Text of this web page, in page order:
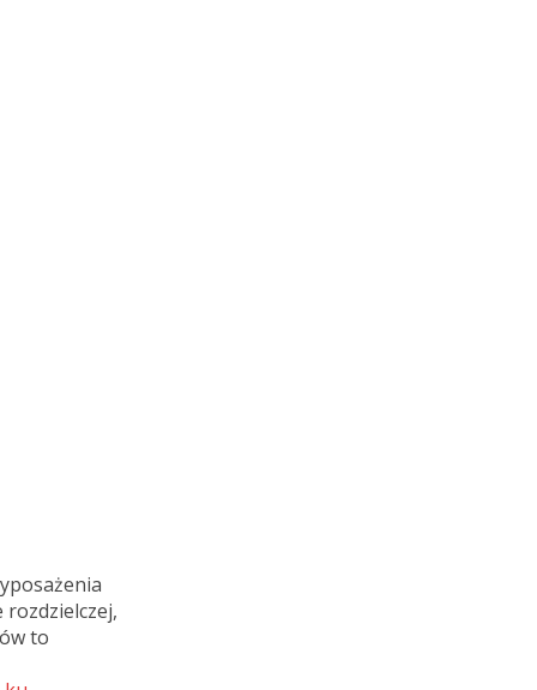
rozdzielczej,
to